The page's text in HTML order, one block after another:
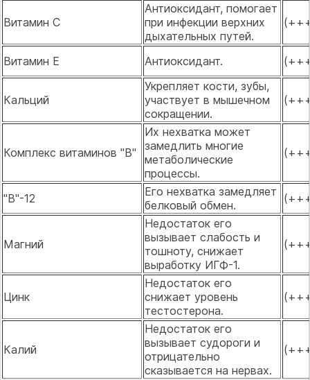
Витамин С
Антиоксидант, помогает
при инфекции верхних
дыхательных путей.
Витамин Е Антиоксидант.
Кальций
Укрепляет кости, зубы,
участвует в мышечном
сокращении.
Комплекс витаминов "В"
Их нехватка может
замедлить многие
метаболические
процессы.
"В"-12
Его нехватка замедляет
белковый обмен.
Магний
Недостаток его
вызывает слабость и
тошноту, снижает
выработку ИГФ-1.
Цинк
Недостаток его
снижает уровень
тестостерона.
Калий
Недостаток его
вызывает судороги и
отрицательно
сказывается на нервах.